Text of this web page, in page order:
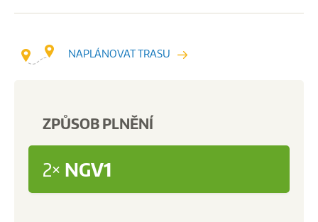
NAPLÁNOVAT TRASU
ZPŮSOB PLNĚNÍ
2× NGV1